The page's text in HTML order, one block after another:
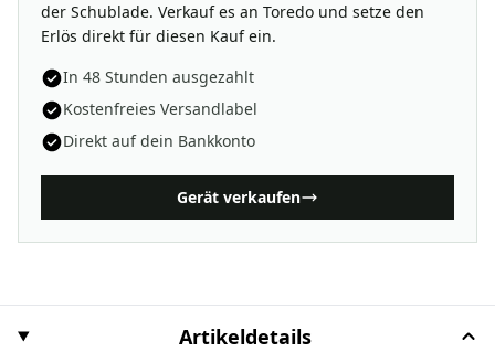
der Schublade. Verkauf es an Toredo und setze den
Erlös direkt für diesen Kauf ein.
In 48 Stunden ausgezahlt
Kostenfreies Versandlabel
Direkt auf dein Bankkonto
Gerät verkaufen
Artikeldetails